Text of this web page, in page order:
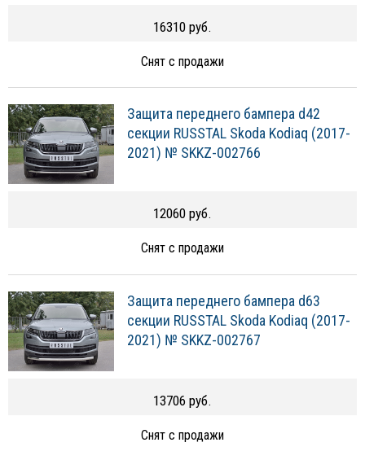
16310 руб.
Снят с продажи
Защита переднего бампера d42
секции RUSSTAL Skoda Kodiaq (2017-
2021) № SKKZ-002766
12060 руб.
Снят с продажи
Защита переднего бампера d63
секции RUSSTAL Skoda Kodiaq (2017-
2021) № SKKZ-002767
13706 руб.
Снят с продажи